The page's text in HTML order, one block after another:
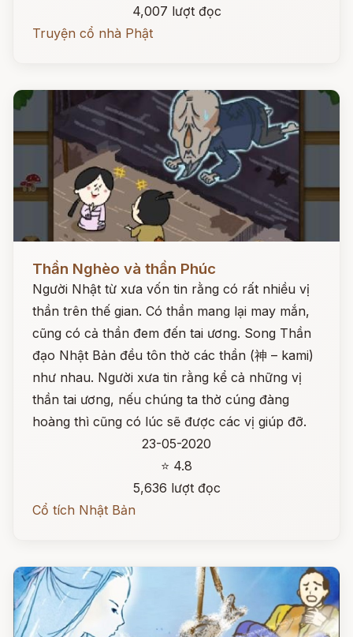
4,007 lượt đọc
Truyện cổ nhà Phật
Đọc ngay
Thần Nghèo và thần Phúc
Người Nhật từ xưa vốn tin rằng có rất nhiều vị
thần trên thế gian. Có thần mang lại may mắn,
cũng có cả thần đem đến tai ương. Song Thần
đạo Nhật Bản đều tôn thờ các thần (神 – kami)
như nhau. Người xưa tin rằng kể cả những vị
thần tai ương, nếu chúng ta thờ cúng đàng
hoàng thì cũng có lúc sẽ được các vị giúp đỡ.
23-05-2020
⭐ 4.8
5,636 lượt đọc
Cổ tích Nhật Bản